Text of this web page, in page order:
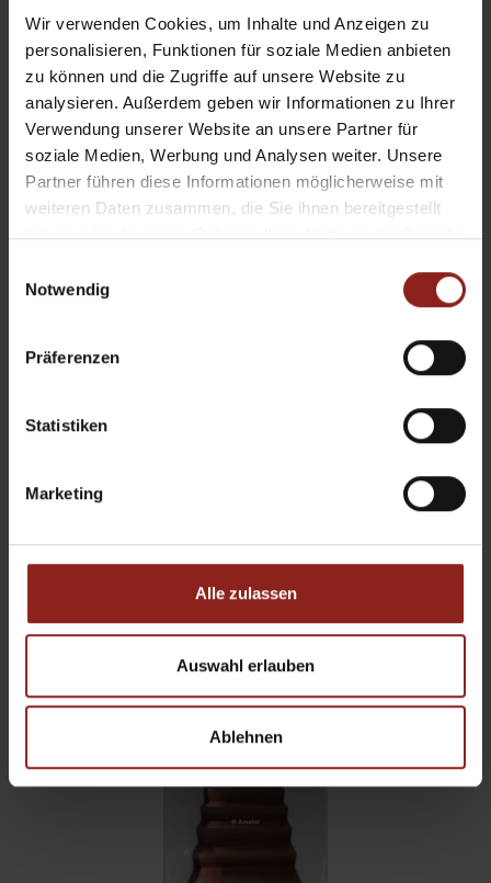
Wir verwenden Cookies, um Inhalte und Anzeigen zu
personalisieren, Funktionen für soziale Medien anbieten
zu können und die Zugriffe auf unsere Website zu
analysieren. Außerdem geben wir Informationen zu Ihrer
Verwendung unserer Website an unsere Partner für
soziale Medien, Werbung und Analysen weiter. Unsere
Partner führen diese Informationen möglicherweise mit
weiteren Daten zusammen, die Sie ihnen bereitgestellt
haben oder die sie im Rahmen Ihrer Nutzung der Dienste
Notwendig
Präferenzen
Statistiken
Marketing
Alle zulassen
Auswahl erlauben
Ablehnen